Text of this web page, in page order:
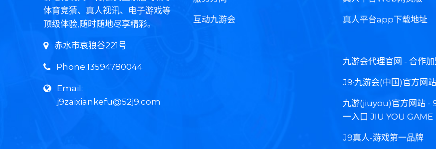
体育竞猜、真人视讯、电子游戏等
顶级体验,随时随地尽享精彩。
赤水市哀狼谷221号
Phone:13594780044
Email:
j9zaixiankefu@52j9.com
互动九游会 真人平台app下载地址
九游会代理官网 - 合作
J9·九游会(中国)官方网站
九游(jiuyou)官方网站 -
一入口 JIU YOU GAME
J9真人-游戏第一品牌